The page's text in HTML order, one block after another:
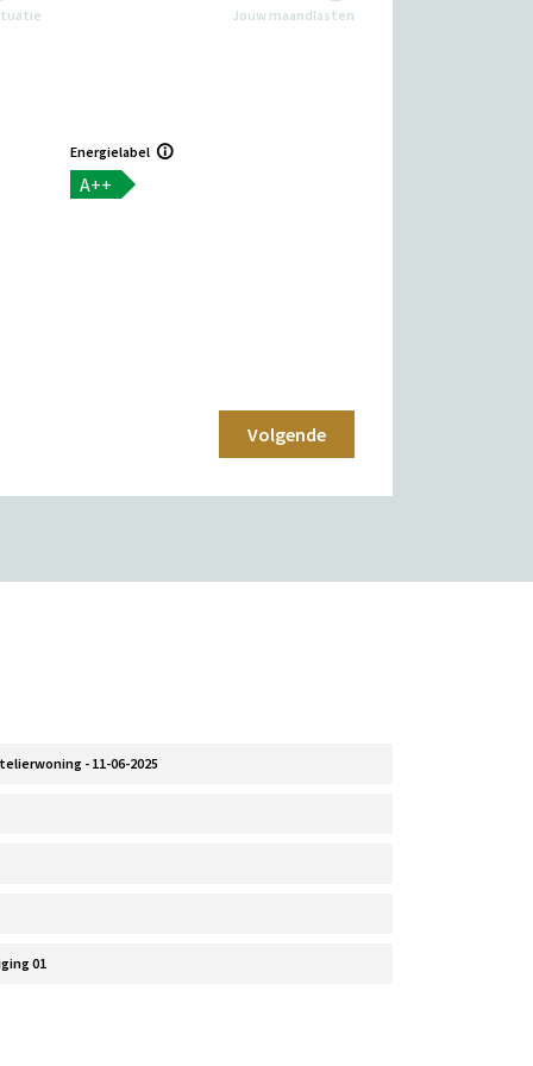
Jouw maandlasten
Energielabel
A++
Volgende
- 11-06-2025
01